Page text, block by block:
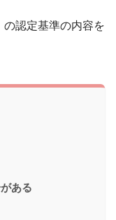
認定基準の内容を
ある